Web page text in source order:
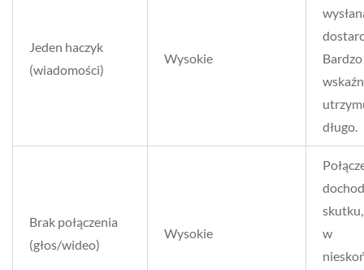
Jeden haczyk
(wiadomości)
Wysokie
długo.
Brak połączenia
(głos/wideo)
Wysokie
w